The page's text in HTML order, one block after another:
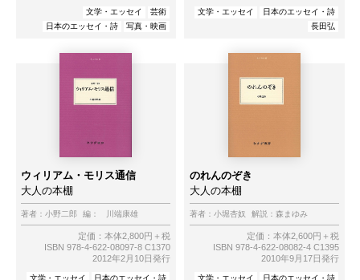
文学・エッセイ
芸術
日本のエッセイ・詩
写真・映画
文学・エッセイ
日本のエッセイ・詩
長田弘
ウィリアム・モリス通信
大人の本棚
著者： 小野二郎 編： 川端康雄
定価：本体2,800円＋税
ISBN 978-4-622-08097-8 C1370
2012年2月10日発行
文学・エッセイ 日本のエッセイ・詩
のれんのぞき
大人の本棚
著者： 小堀杏奴 解説： 森まゆみ
定価：本体2,600円＋税
ISBN 978-4-622-08082-4 C1395
2010年9月17日発行
文学・エッセイ 日本のエッセイ・詩